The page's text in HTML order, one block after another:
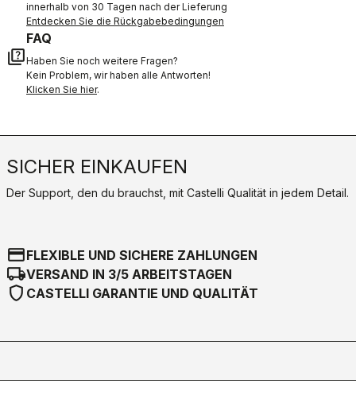
innerhalb von 30 Tagen nach der Lieferung
Entdecken Sie die Rückgabebedingungen
quiz
FAQ
Haben Sie noch weitere Fragen?
Kein Problem, wir haben alle Antworten!
Klicken Sie hier.
SICHER EINKAUFEN
Der Support, den du brauchst, mit Castelli Qualität in jedem Detail.
credit_cardFLEXIBLE UND SICHERE ZAHLUNGEN
local_shippingVERSAND IN 3/5 ARBEITSTAGEN
shield CASTELLI GARANTIE UND QUALITÄT